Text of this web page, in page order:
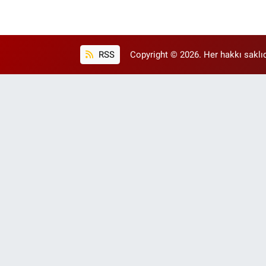
RSS Copyright © 2026. Her hakkı